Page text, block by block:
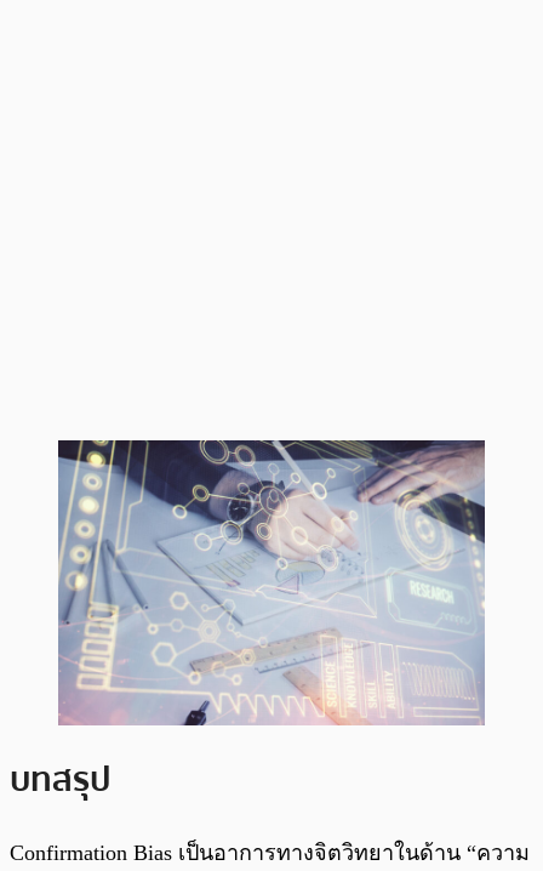
บทสรุป
Confirmation Bias เป็นอาการทางจิตวิทยาในด้าน “ความ